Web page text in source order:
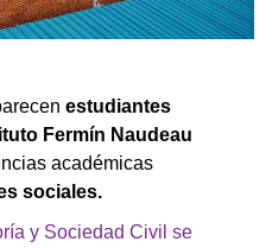
estudiantes
Fermín Naudeau
académicas
sociales.
y Sociedad Civil se